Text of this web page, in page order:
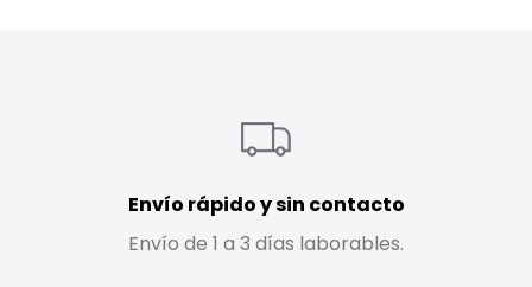
Envío rápido y sin contacto
Envío de 1 a 3 días laborables.